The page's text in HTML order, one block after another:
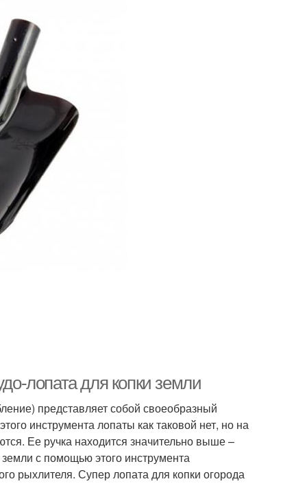
лопата для копки земли
представляет собой своеобразный
инструмента лопаты как таковой нет, но на
Ее ручка находится значительно выше –
с помощью этого инструмента
рыхлителя. Супер лопата для копки огорода